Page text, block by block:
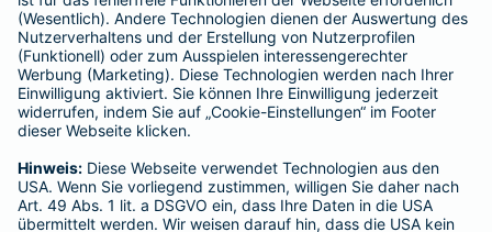
Adresse ändern
Schaden melden
Kilometerstandsmeldung
Serviceübersicht
Bleiben Sie in Kontakt
Barmenia bei Instagram Barmenia bei Youtube
Impressum
Datenschutz